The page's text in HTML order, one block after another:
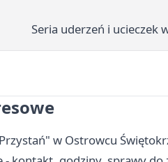
Seria uderzeń i ucieczek
w Ostrowcu